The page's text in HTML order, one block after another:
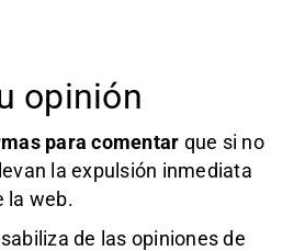
opinión
para comentar que si no
la expulsión inmediata
la web.
de las opiniones de